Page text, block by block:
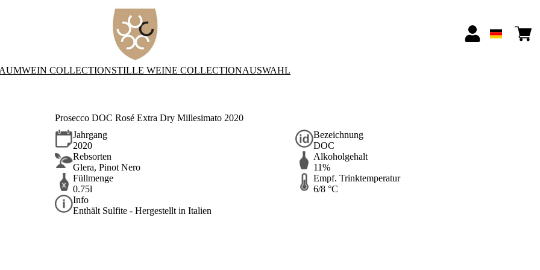
COLLECTIONSTILLE WEINE COLLECTIONAUSWAHL
Prosecco DOC Rosé Extra Dry Millesimato 2020
Jahrgang
2020
Bezeichnung
DOC
Rebsorten
Glera, Pinot Nero
Alkoholgehalt
11%
Füllmenge
0.75l
Empf. Trinktemperatur
6/8 °C
Info
Enthält Sulfite - Hergestellt in Italien